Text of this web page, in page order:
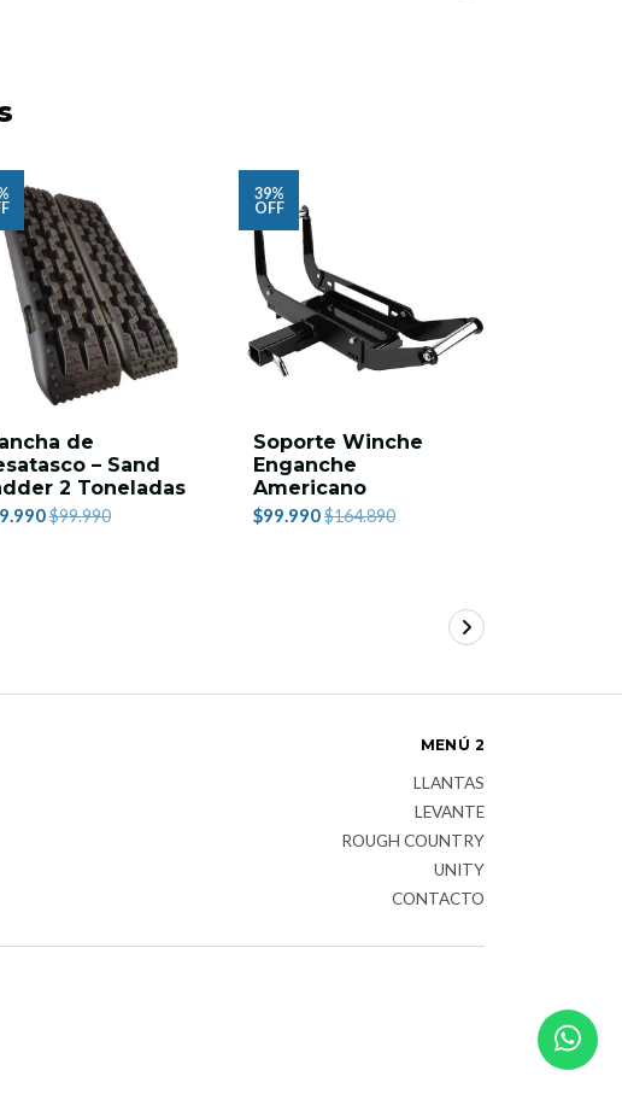
de
– Sand
2 Toneladas
$99.990
39%
OFF
Soporte Winche
Enganche
Americano
$99.990$164.890
MENÚ 2
LLANTAS
LEVANTE
ROUGH COUNTRY
UNITY
CONTACTO